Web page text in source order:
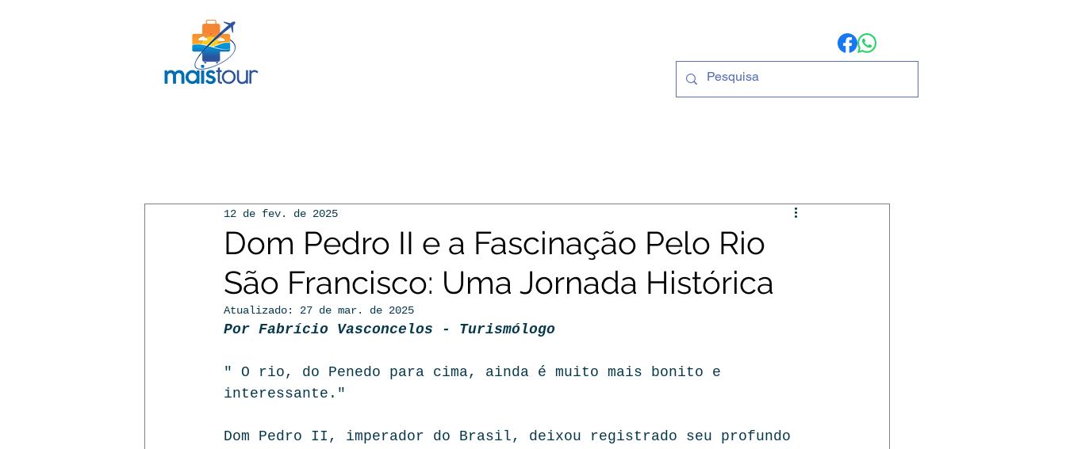
Dom Pedro II e a Fascinação Pelo Rio
São Francisco: Uma Jornada Histórica
12 de fev. de 2025
Atualizado: 27 de mar. de 2025
Por Fabrício Vasconcelos - Turismólogo
" O rio, do Penedo para cima, ainda é muito mais bonito e
interessante."
Dom Pedro II, imperador do Brasil, deixou registrado seu profundo